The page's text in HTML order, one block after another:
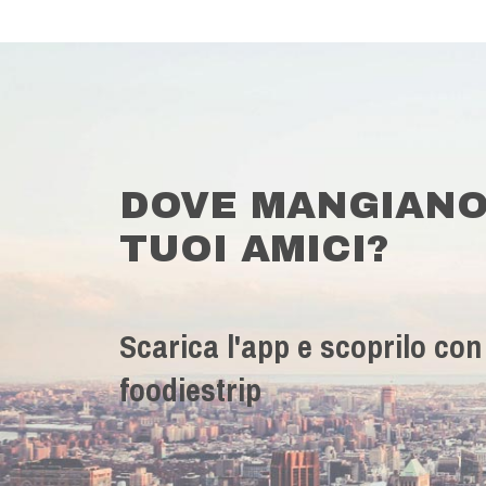
DOVE
TUOI AMICI?
Scarica l'app e scoprilo con
foodiestrip